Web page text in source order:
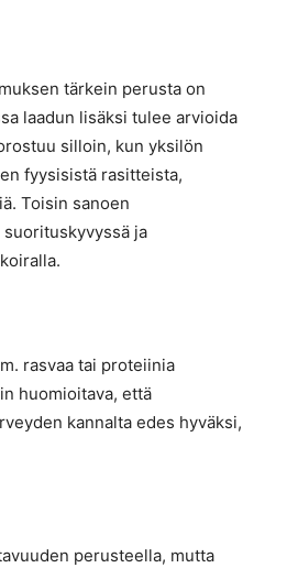
tärkein perusta on
laadun lisäksi tulee arvioida
silloin, kun yksilön
fyysisistä rasitteista,
Toisin sanoen
ja
rasvaa tai proteiinia
huomioitava, että
kannalta edes hyväksi,
perusteella, mutta